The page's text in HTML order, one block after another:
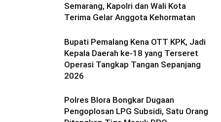
Semarang, Kapolri dan Wali Kota
Terima Gelar Anggota Kehormatan
Bupati Pemalang Kena OTT KPK, Jadi
Kepala Daerah ke-18 yang Terseret
Operasi Tangkap Tangan Sepanjang
2026
Polres Blora Bongkar Dugaan
Pengoplosan LPG Subsidi, Satu Orang